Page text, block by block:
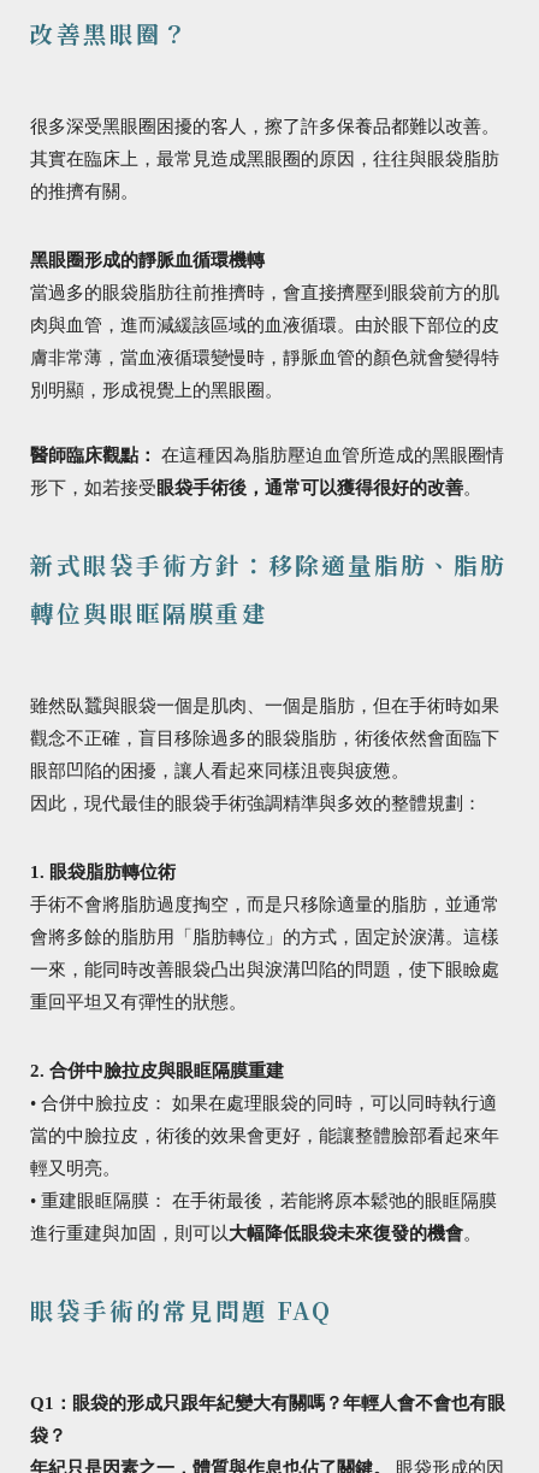
改善黑眼圈？
很多深受黑眼圈困擾的客人，擦了許多保養品都難以改善。
其實在臨床上，最常見造成黑眼圈的原因，往往與眼袋脂肪
的推擠有關。
黑眼圈形成的靜脈血循環機轉
當過多的眼袋脂肪往前推擠時，會直接擠壓到眼袋前方的肌
肉與血管，進而減緩該區域的血液循環。由於眼下部位的皮
膚非常薄，當血液循環變慢時，靜脈血管的顏色就會變得特
別明顯，形成視覺上的黑眼圈。
醫師臨床觀點：
在這種因為脂肪壓迫血管所造成的黑眼圈情
形下，如若接受眼袋手術後，通常可以獲得很好的改善。
新式眼袋手術方針：移除適量脂肪、脂肪
轉位與眼眶隔膜重建
雖然臥蠶與眼袋一個是肌肉、一個是脂肪，但在手術時如果
觀念不正確，盲目移除過多的眼袋脂肪，術後依然會面臨下
眼部凹陷的困擾，讓人看起來同樣沮喪與疲憊。
因此，現代最佳的眼袋手術強調精準與多效的整體規劃：
1. 眼袋脂肪轉位術
手術不會將脂肪過度掏空，而是只移除適量的脂肪，並通常
會將多餘的脂肪用「脂肪轉位」的方式，固定於淚溝。這樣
一來，能同時改善眼袋凸出與淚溝凹陷的問題，使下眼瞼處
重回平坦又有彈性的狀態。
2. 合併中臉拉皮與眼眶隔膜重建
• 合併中臉拉皮： 如果在處理眼袋的同時，可以同時執行適
當的中臉拉皮，術後的效果會更好，能讓整體臉部看起來年
輕又明亮。
• 重建眼眶隔膜： 在手術最後，若能將原本鬆弛的眼眶隔膜
進行重建與加固，則可以大幅降低眼袋未來復發的機會。
眼袋手術的常見問題 FAQ
Q1：眼袋的形成只跟年紀變大有關嗎？年輕人會不會也有眼
袋？
年紀只是因素之一，體質與作息也佔了關鍵。
眼袋形成的因